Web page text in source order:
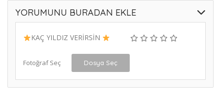
YORUMUNU BURADAN EKLE
KAÇ YILDIZ VERİRSİN
Fotoğraf Seç Dosya Seç